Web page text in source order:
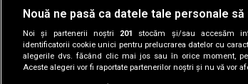
PRO•TV
Romanii au talent
Nouă ne pasă ca datele tale personale
Noi și partenerii noștri 201
stocăm și/sau accesăm
identificatorii cookie unici pentru prelucrarea datelor cu
alegerile dvs. făcând clic mai jos sau în orice moment,
Aceste alegeri vor fi raportate partenerilor noștri și nu vă vor